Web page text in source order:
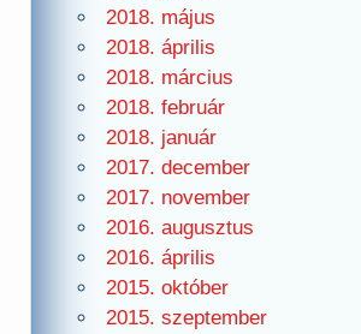
2018. május
2018. április
2018. március
2018. február
2018. január
2017. december
2017. november
2016. augusztus
2016. április
2015. október
2015. szeptember